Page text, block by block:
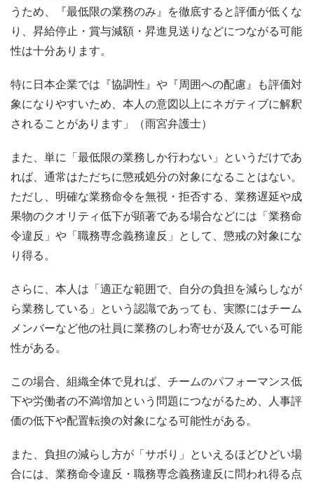
うため、『最低限の業務のみ』を徹底すると評価が低くな
り、昇給停止・賞与減額・昇進見送りなどにつながる可能
性は十分あります。
特に日本企業では『協調性』や『周囲への配慮』も評価対
象になりやすいため、本人の意図以上にネガティブに解釈
されることがあります」（雨宮弁護士）
また、単に「最低限の業務しか行わない」というだけであ
れば、通常はただちに懲戒処分の対象になることはない。
ただし、明確な業務命令を無視・拒否する、業務遅延や成
果物のクオリティ低下が顕著である場合などには「業務命
令違反」や「職務専念義務違反」として、懲戒の対象にな
り得る。
さらに、本人は「適正な範囲で、自分の負担を減らしなが
ら業務している」という認識であっても、実際にはチーム
メンバーなど他の社員に業務のしわ寄せが及んでいる可能
性がある。
この場合、組織全体で見れば、チームのパフォーマンス低
下や労働者の不満増加という問題につながるため、人事評
価の低下や配置転換の対象になる可能性がある。
また、負担の減らし方が「サボり」といえるほどひどい場
合には、業務命令違反・職務専念義務違反に問われ得る点